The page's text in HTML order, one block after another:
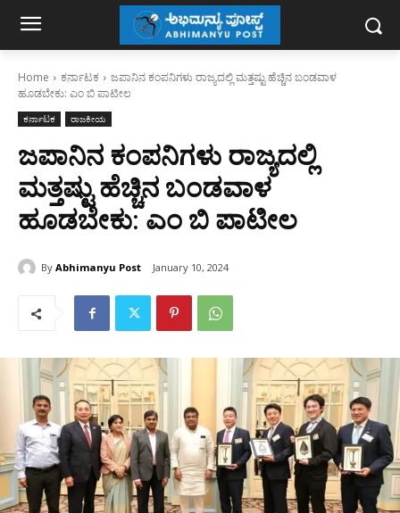
Home ಕರ್ನಾಟಕ
ಜಪಾನಿನ ಕಂಪನಿಗಳು ರಾಜ್ಯದಲ್ಲಿ ಮತ್ತಷ್ಟು ಹೆಚ್ಚಿನ ಬಂಡವಾಳ
ಹೂಡಬೇಕು: ಎಂ ಬಿ ಪಾಟೀಲ
ಕರ್ನಾಟಕ ರಾಜಕೀಯ
ಜಪಾನಿನ ಕಂಪನಿಗಳು ರಾಜ್ಯದಲ್ಲಿ
ಮತ್ತಷ್ಟು ಹೆಚ್ಚಿನ ಬಂಡವಾಳ
ಹೂಡಬೇಕು: ಎಂ ಬಿ ಪಾಟೀಲ
By Abhimanyu Post January 10, 2024